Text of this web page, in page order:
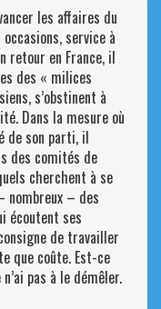
les affaires du
service à
retour en France, il
des « milices
s’obstinent à
Dans la mesure où
de son parti, il
des comités de
cherchent à se
nombreux – des
écoutent ses
de travailler
que coûte. Est-ce
pas à le démêler.